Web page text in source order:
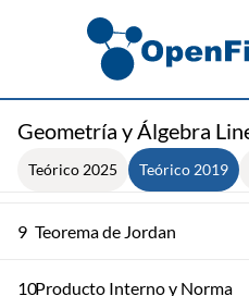
Geometría y Álgebra
Teórico 2025 Teórico 2019
Diagonalización -3
Teorema de Gershgorin
Forma Canónica de Jordan
9 Teorema de Jordan
10Producto Interno y Norma